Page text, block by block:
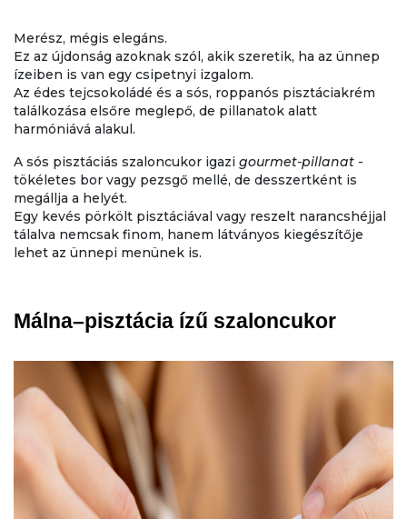
Merész, mégis elegáns.
Ez az újdonság azoknak szól, akik szeretik, ha az ünnep
ízeiben is van egy csipetnyi izgalom.
Az édes tejcsokoládé és a sós, roppanós pisztáciakrém
találkozása elsőre meglepő, de pillanatok alatt
harmóniává alakul.
A sós pisztáciás szaloncukor igazi gourmet-pillanat -
tökéletes bor vagy pezsgő mellé, de desszertként is
megállja a helyét.
Egy kevés pörkölt pisztáciával vagy reszelt narancshéjjal
tálalva nemcsak finom, hanem látványos kiegészítője
lehet az ünnepi menünek is.
Málna–pisztácia ízű szaloncukor